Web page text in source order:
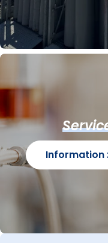
Information